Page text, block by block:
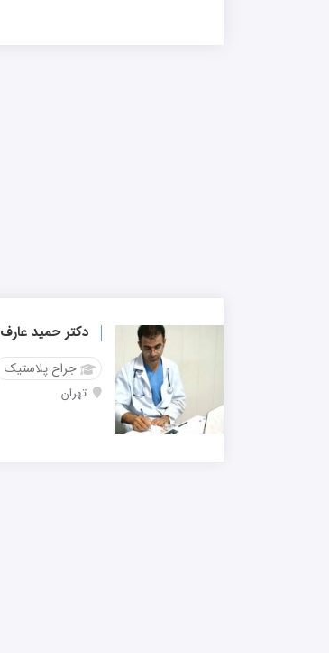
دکتر حمید عارف
جراح پلاستیک
تهران